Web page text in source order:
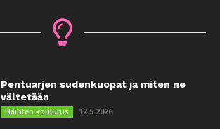
Pentuarjen sudenkuopat ja miten ne
vältetään
Eläinten koulutus 12.5.2026